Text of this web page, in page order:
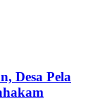
Desa Pela